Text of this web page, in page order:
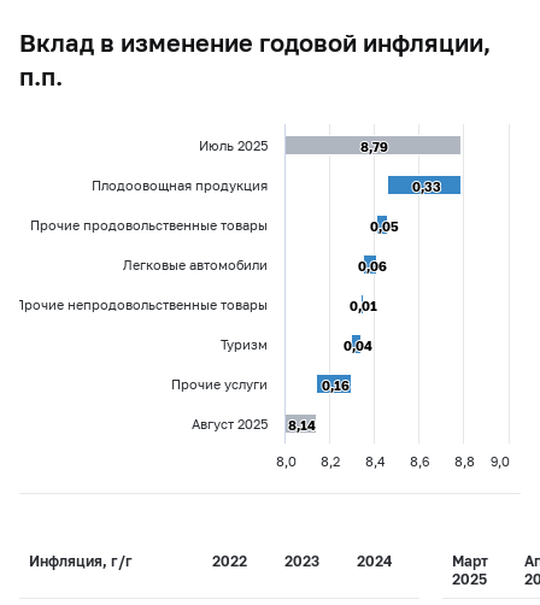
Вклад в изменение годовой инфляции,
п.п.
8,79
8,79
8,14
8,14
0,33
0,33
0,05
0,05
0,06
0,06
0,01
0,01
0,04
0,04
0,16
0,16
Июль 2025
Плодоовощная продукция
Прочие продовольственные товары
Легковые автомобили
Прочие непродовольственные товары
Туризм
Прочие услуги
Август 2025
8,0 8,2 8,4 8,6 8,8 9,0
Инфляция, г/г 2022 2023 2024
Март
2025